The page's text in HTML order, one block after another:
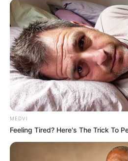
The Bodyguard's Hidden
BRAINBERRIES
MEDVI
Feeling Tired? Here's The Trick To